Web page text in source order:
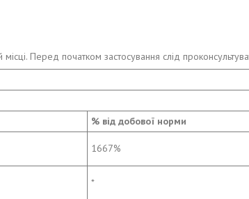
Перед початком застосування слід
% від добової норми
1667%
*